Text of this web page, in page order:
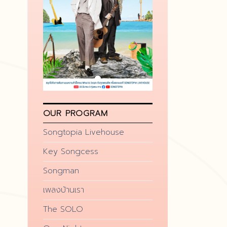
OUR PROGRAM
Songtopia Livehouse
Key Songcess
Songman
เพลงบ้านเรา
The SOLO